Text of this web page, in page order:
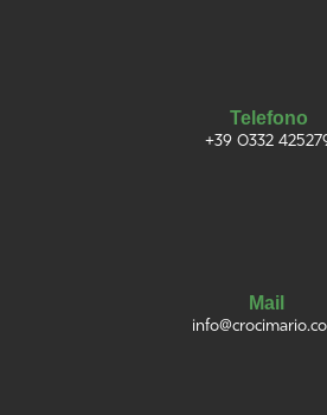
Telefono
+39 0332
Mail
info@crocimario